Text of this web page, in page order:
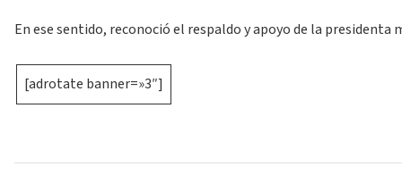
En ese sentido, reconoció el respaldo y apoyo de la
[adrotate banner=»3″]